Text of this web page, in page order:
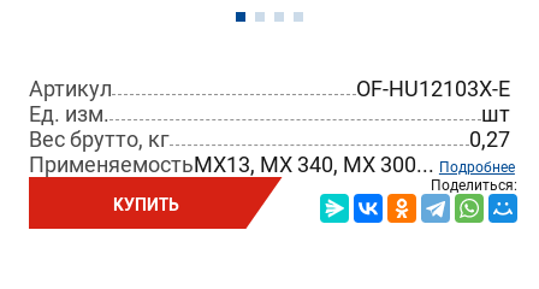
Артикул
OF-HU12103X-E
Ед. изм.
шт
Вес брутто, кг
0,27
ПрименяемостьMX13, MX 340, MX 300... Подробнее
КУПИТЬ
Поделиться: